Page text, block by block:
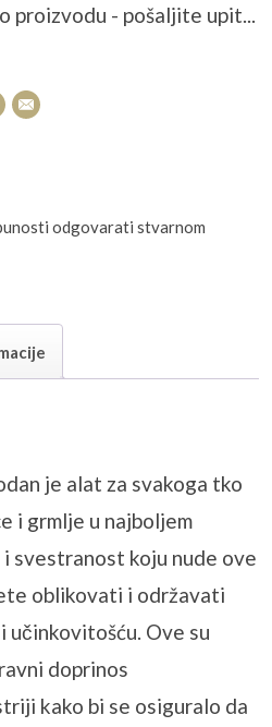
proizvodu - pošaljite upit...
odgovarati stvarnom
je alat za svakoga tko
i grmlje u najboljem
svestranost koju nude ove
oblikovati i održavati
učinkovitošću. Ove su
doprinos
kako bi se osiguralo da